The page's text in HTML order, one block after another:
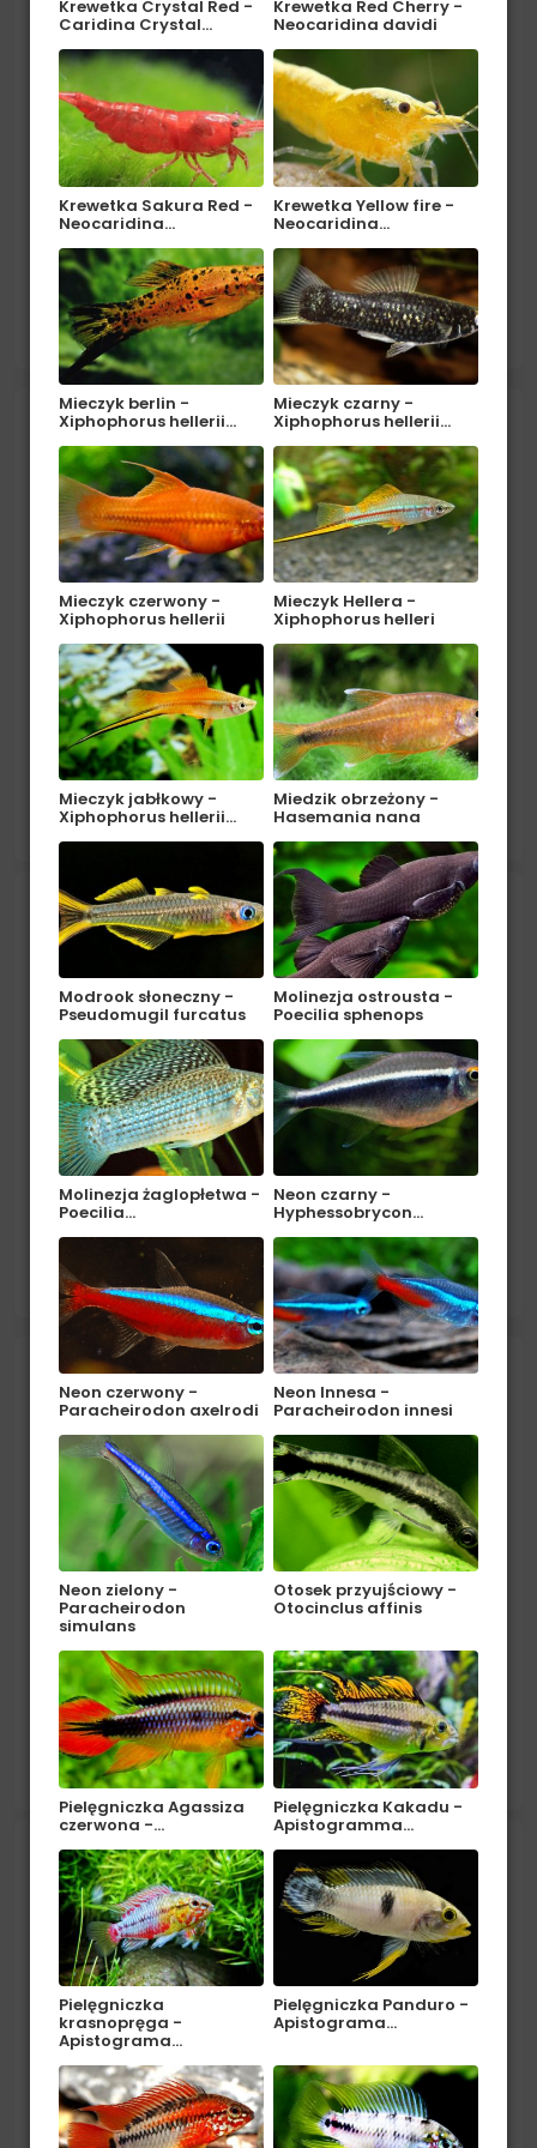
Pochodzenie: Ameryka Południowa (Peru, Brazylia).
Środowisko: W naturze zamieszkuje wody stojące i
małe dopływy rzek. Akwarium powinno mieć niezbyt
intensywne oświetlenie i być gęsto obsadzone
roślinami...
czytaj więcej
Kardynałek złoty - Tanichthys
albonubes GOLD
Pochodzenie: Azja (Chiny, Wietnam). Środowisko: W
naturze bytuje w górskich rzekach i strumieniach,
porośniętych gęstą roślinnością. W akwarium należy
zapewnić dużą ilość kryjówek...
czytaj więcej
Miedzik obrzeżony - Hasemania nana
Pochodzenie: Ameryka Południowa (wschodnia część
Brazylii, dorzecze rzeki Sao Francisco). Środowisko:
Zamieszkuje strumienie, dopływy rzek o jasnych i
ciemnych wodach. Akwarium powinno...
czytaj więcej
Neon czarny - Hyphessobrycon
herbertaxelrodi
Pochodzenie: Ameryka Południowa (Paragwaj,
płaskowyż Mato Grosso). Środowisko: Zamieszkuje
strumienie, rzeki i dorzecza. Akwarium należy
wyposażyć w ciemne, żwirowe podłoże i gęsto
obsadzić...
czytaj więcej
Zwinnik czerwonousty - Hemigrammus
rhodostomus
Krewetka Crystal Red -
Caridina Crystal…
Krewetka Red Cherry -
Neocaridina davidi
Krewetka Sakura Red -
Neocaridina…
Krewetka Yellow fire -
Neocaridina…
Mieczyk berlin -
Xiphophorus hellerii…
Mieczyk czarny -
Xiphophorus hellerii…
Mieczyk czerwony -
Xiphophorus hellerii
Mieczyk Hellera -
Xiphophorus helleri
Mieczyk jabłkowy -
Xiphophorus hellerii…
Miedzik obrzeżony -
Hasemania nana
Modrook słoneczny -
Pseudomugil furcatus
Molinezja ostrousta -
Poecilia sphenops
Molinezja żaglopłetwa -
Poecilia…
Neon czarny -
Hyphessobrycon…
Neon czerwony -
Paracheirodon axelrodi
Neon Innesa -
Paracheirodon innesi
Neon zielony -
Paracheirodon
simulans
Otosek przyujściowy -
Otocinclus affinis
Pielęgniczka Agassiza
czerwona -…
Pielęgniczka Kakadu -
Apistogramma…
Pielęgniczka
krasnopręga -
Apistograma…
Pielęgniczka Panduro -
Apistograma…